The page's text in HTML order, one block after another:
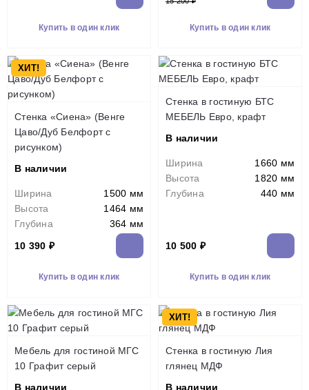
Купить в один клик Купить в один клик
ХИТ!
Стенка «Сиена» (Венге
Цаво/Дуб Белфорт с
рисунком)
В наличии
Ширина
1500 мм
Высота
1464 мм
Глубина
364 мм
10 390 ₽
Купить в один клик
Стенка в гостиную БТС
МЕБЕЛЬ Евро, крафт
В наличии
Ширина
1660 мм
Высота
1820 мм
Глубина
440 мм
10 500 ₽
Купить в один клик
Мебель для гостиной МГС
10 Графит серый
В наличии
ХИТ!
Стенка в гостиную Лия
глянец МДФ
В наличии